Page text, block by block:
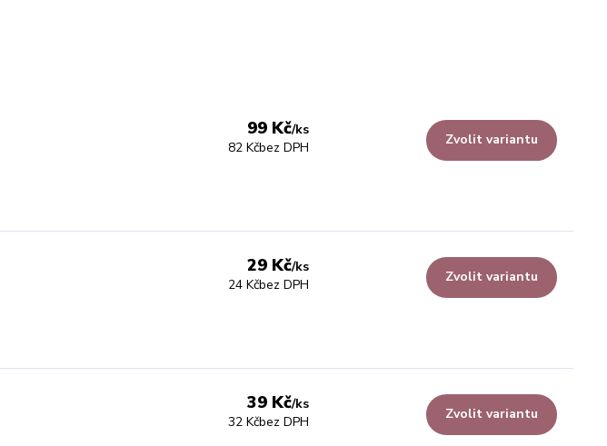
99 Kč/ks
82 Kčbez DPH Zvolit variantu
29 Kč/ks
24 Kčbez DPH Zvolit variantu
39 Kč/ks
32 Kčbez DPH Zvolit variantu